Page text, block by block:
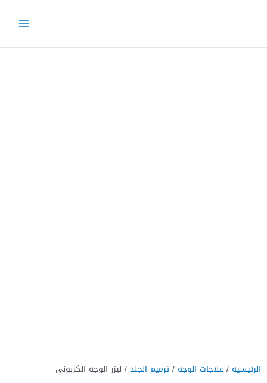
الرئيسية /علاجات الوجه /ترميم الجلد/ ليزر الوجه الكربوني